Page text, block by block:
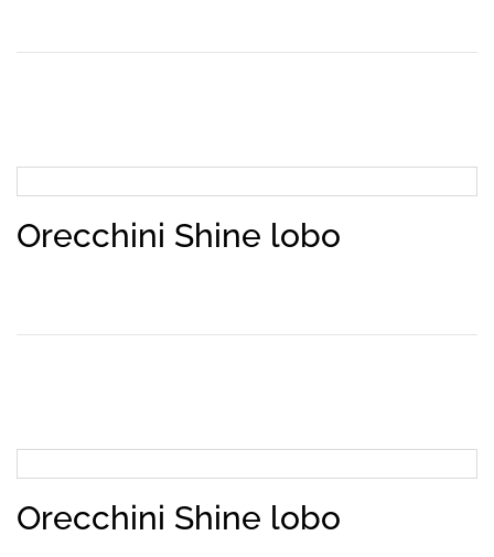
Orecchini Shine lobo
Orecchini Shine lobo